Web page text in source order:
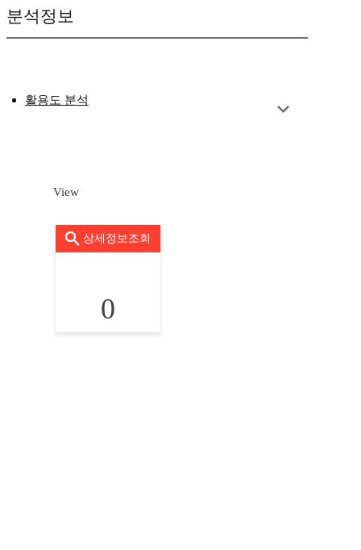
분석정보
활용도 분석
View
상세정보조회
0